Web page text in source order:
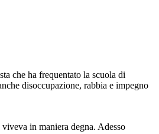
che ha frequentato la scuola di
disoccupazione, rabbia e impegno
in maniera degna. Adesso